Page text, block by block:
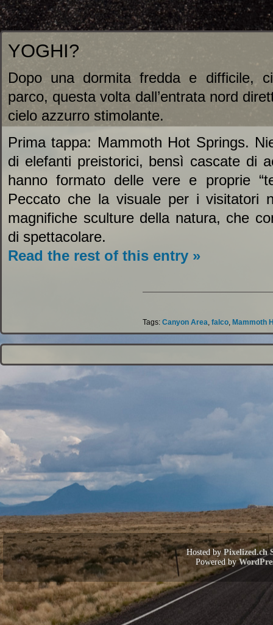
YOGHI?
Dopo una dormita fredda e difficile,
parco, questa volta dall’entrata nord
cielo azzurro stimolante.
Prima tappa: Mammoth Hot Springs.
di elefanti preistorici, bensì cascate di
hanno formato delle vere e proprie
Peccato che la visuale per i visitatori
magnifiche sculture della natura, che
di spettacolare.
Read the rest of this entry »
Tags: Canyon Area, falco, Mammoth
Hosted byPixelized.ch
Powered by